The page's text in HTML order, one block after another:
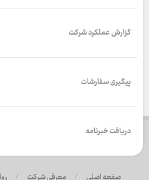
گزارش عملکرد شرکت
پیگیری سفارشات
دریافت خبرنامه